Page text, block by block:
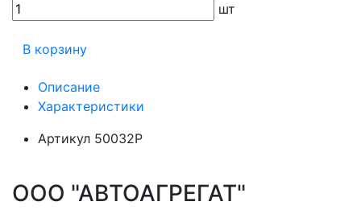
шт
В корзину
Описание
Характеристики
Артикул 50032Р
ООО "АВТОАГРЕГАТ"